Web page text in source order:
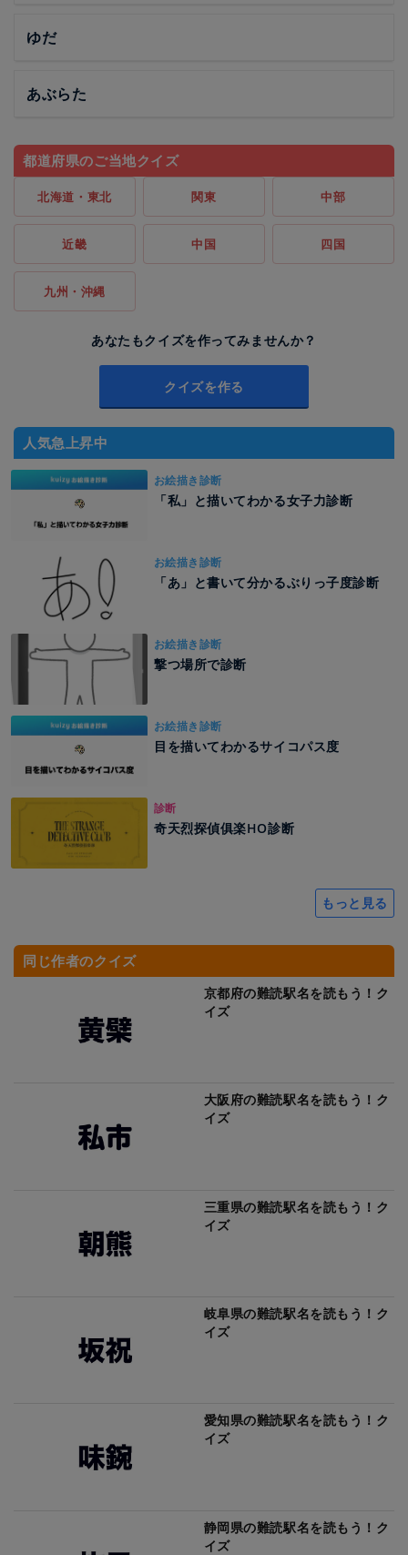
ゆだ
あぶらた
都道府県のご当地クイズ
北海道・東北 関東 中部
近畿 中国 四国
九州・沖縄
あなたもクイズを作ってみませんか？
クイズを作る
人気急上昇中
お絵描き診断
「私」と描いてわかる女子力診断
お絵描き診断
「あ」と書いて分かるぶりっ子度診断
お絵描き診断
撃つ場所で診断
お絵描き診断
目を描いてわかるサイコパス度
診断
奇天烈探偵俱楽HO診断
もっと見る
同じ作者のクイズ
京都府の難読駅名を読もう！ク
イズ
大阪府の難読駅名を読もう！ク
イズ
三重県の難読駅名を読もう！ク
イズ
岐阜県の難読駅名を読もう！ク
イズ
愛知県の難読駅名を読もう！ク
イズ
静岡県の難読駅名を読もう！ク
イズ